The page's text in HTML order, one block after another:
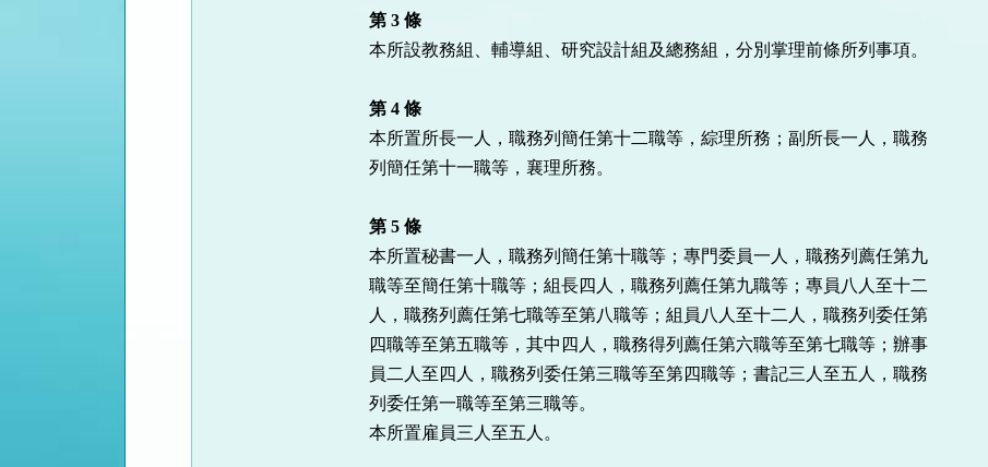
第 3 條
本所設教務組、輔導組、研究設計組及總務組，分別掌理前條所列事項。
第 4 條
本所置所長一人，職務列簡任第十二職等，綜理所務；副所長一人，職務
列簡任第十一職等，襄理所務。
第 5 條
本所置秘書一人，職務列簡任第十職等；專門委員一人，職務列薦任第九
職等至簡任第十職等；組長四人，職務列薦任第九職等；專員八人至十二
人，職務列薦任第七職等至第八職等；組員八人至十二人，職務列委任第
四職等至第五職等，其中四人，職務得列薦任第六職等至第七職等；辦事
員二人至四人，職務列委任第三職等至第四職等；書記三人至五人，職務
列委任第一職等至第三職等。
本所置雇員三人至五人。